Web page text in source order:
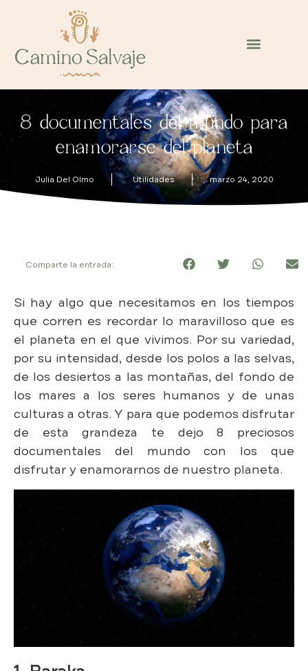
8 documentales del mundo para
enamorarse del planeta
Julia Del Olmo Utilidades marzo 24, 2020
Comparte la entrada:
Si hay algo que necesitamos en los tiempos
que corren es recordar lo maravilloso que es
el planeta en el que vivimos. Por su variedad,
por su intensidad, desde los polos a las selvas,
de los desiertos a las montañas, del fondo de
los mares a los seres humanos y de unas
culturas a otras. Y para que podemos disfrutar
de esta grandeza te dejo 8 preciosos
documentales del mundo con los que
disfrutar y enamorarnos de nuestro planeta.